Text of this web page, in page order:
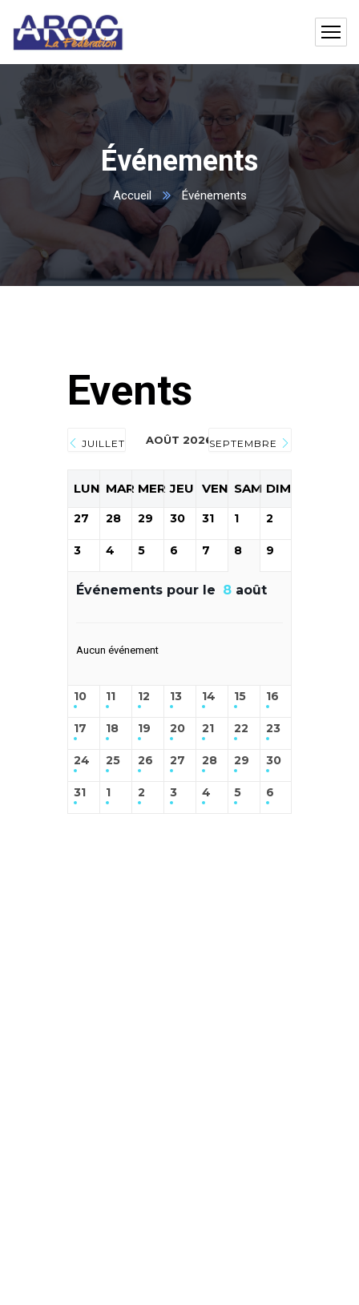
Événements
Accueil Événements
Events
JUILLET AOÛT 2026SEPTEMBRE
LUN MAR MER JEU VEN SAM DIM
27 28 29 30 31 1 2
3 4 5 6 7 8 9
Événements pour le 8 août
Aucun événement
10 11 12 13 14 15 16
17 18 19 20 21 22 23
24 25 26 27 28 29 30
31 1 2 3 4 5 6